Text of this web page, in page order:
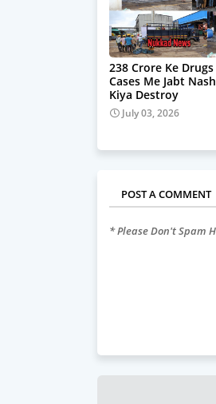
238 Crore Ke
Cases Me Jabt
Kiya Destroy
July 03, 2026
POST A COMMENT
* Please Don't Spam